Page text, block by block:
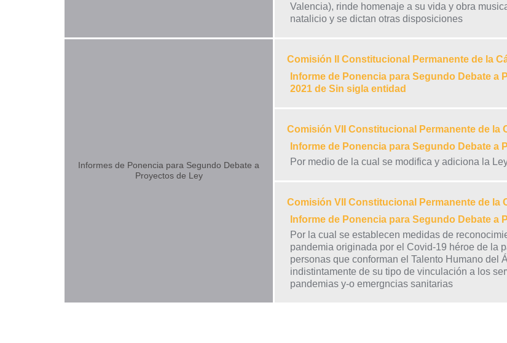
Valencia), rinde homenaje a su vida y obra
natalicio y se dictan otras disposiciones
Informes de Ponencia para Segundo Debate a
Proyectos de Ley
Comisión II Constitucional Permanente de la
Informe de Ponencia para Segundo Debate a
2021 de Sin sigla entidad
Comisión VII Constitucional Permanente de la
Informe de Ponencia para Segundo Debate a
Por medio de la cual se modifica y adiciona la
Comisión VII Constitucional Permanente de la
Informe de Ponencia para Segundo Debate a
Por la cual se establecen medidas de
pandemia originada por el Covid-19 héroe de la
personas que conforman el Talento Humano del
indistintamente de su tipo de vinculación a los
pandemias y-o emergncias sanitarias